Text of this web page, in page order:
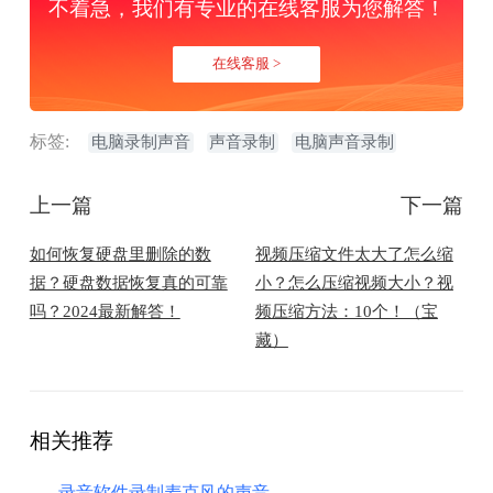
不着急，我们有专业的在线客服为您解答！
在线客服 >
标签: 电脑录制声音 声音录制 电脑声音录制
上一篇
​如何恢复硬盘里删除的数
据？硬盘数据恢复真的可靠
吗？2024最新解答！
下一篇
视频压缩文件太大了怎么缩
小？怎么压缩视频大小？视
频压缩方法：10个！（宝
藏）
相关推荐